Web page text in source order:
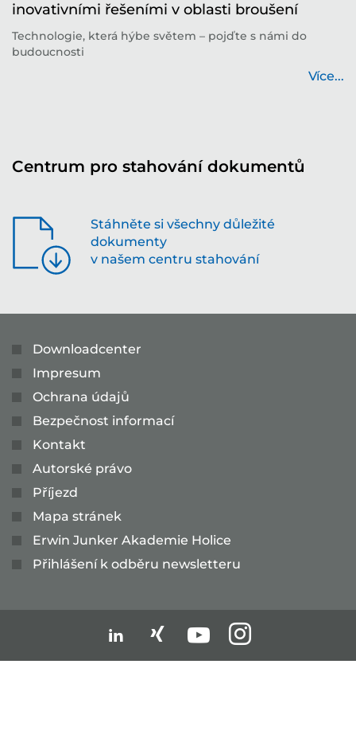
inovativními řešeními v oblasti broušení
Technologie, která hýbe světem – pojďte s námi do
budoucnosti
Více...
Centrum pro stahování dokumentů
Stáhněte si všechny důležité
dokumenty
v našem centru stahování
Downloadcenter
Impresum
Ochrana údajů
Bezpečnost informací
Kontakt
Autorské právo
Příjezd
Mapa stránek
Erwin Junker Akademie Holice
Přihlášení k odběru newsletteru